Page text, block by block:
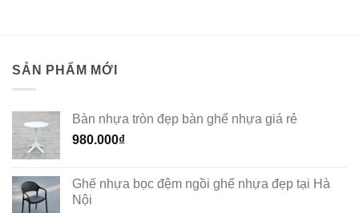
SẢN PHẨM MỚI
Bàn nhựa tròn đẹp bàn ghế nhựa giá rẻ
980.000₫
Ghế nhựa bọc đệm ngồi ghế nhựa đẹp tại Hà
Nội